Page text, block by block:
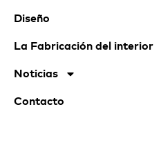
Diseño
La Fabricación del interior
Noticias
Contacto